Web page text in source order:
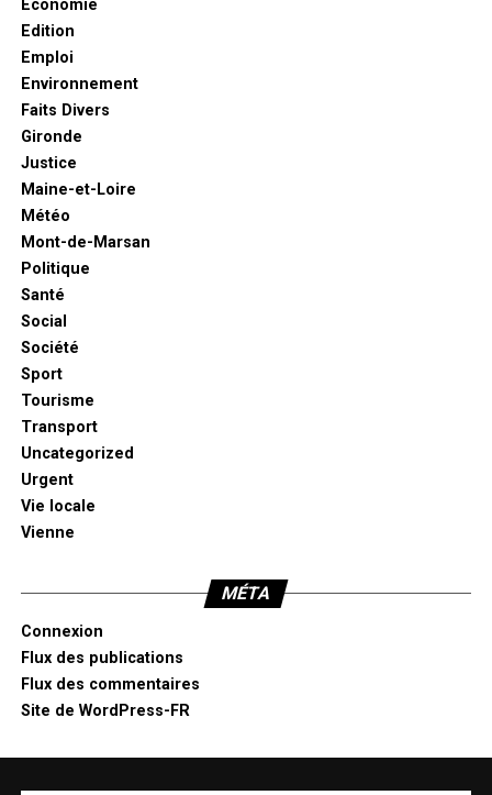
Economie
Edition
Emploi
Environnement
Faits Divers
Gironde
Justice
Maine-et-Loire
Météo
Mont-de-Marsan
Politique
Santé
Social
Société
Sport
Tourisme
Transport
Uncategorized
Urgent
Vie locale
Vienne
MÉTA
Connexion
Flux des publications
Flux des commentaires
Site de WordPress-FR